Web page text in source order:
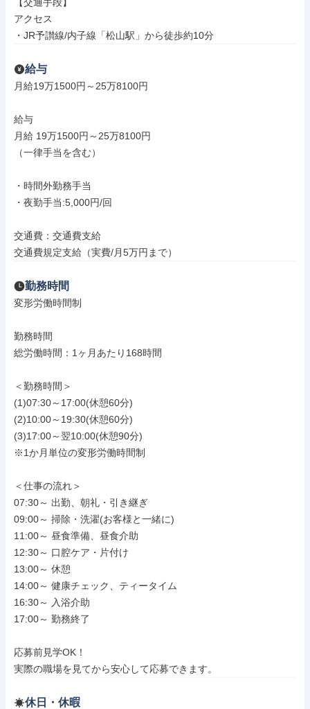
アクセス
・JR予讃線/内子線「松山駅」から徒歩約10分
給与
月給19万1500円～25万8100円
給与
月給 19万1500円～25万8100円
（一律手当を含む）
・時間外勤務手当
・夜勤手当:5,000円/回
交通費：交通費支給
交通費規定支給（実費/月5万円まで）
勤務時間
変形労働時間制
勤務時間
総労働時間：1ヶ月あたり168時間
＜勤務時間＞
(1)07:30～17:00(休憩60分)
(2)10:00～19:30(休憩60分)
(3)17:00～翌10:00(休憩90分)
※1か月単位の変形労働時間制
＜仕事の流れ＞
07:30～ 出勤、朝礼・引き継ぎ
09:00～ 掃除・洗濯(お客様と一緒に)
11:00～ 昼食準備、昼食介助
12:30～ 口腔ケア・片付け
13:00～ 休憩
14:00～ 健康チェック、ティータイム
16:30～ 入浴介助
17:00～ 勤務終了
応募前見学OK！
実際の職場を見てから安心して応募できます。
休日・休暇